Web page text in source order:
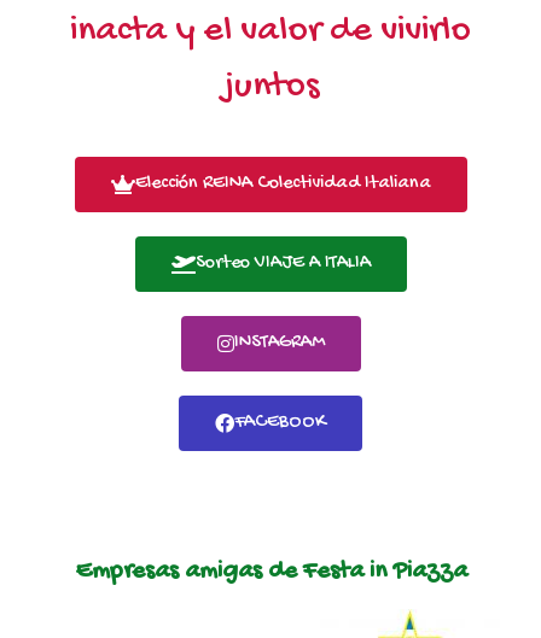
inacta y el valor de vivirlo
juntos
Elección REINA Colectividad Italiana
Sorteo VIAJE A ITALIA
INSTAGRAM
FACEBOOK
Empresas amigas de Festa in Piazza